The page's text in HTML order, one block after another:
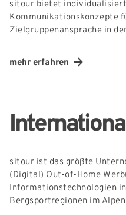
sitour bietet
Kommunikationskonzepte
Zielgruppenansprache in
mehr erfahren
sitour ist das größte
(Digital) Out-of-Home
Informationstechnologien
Bergsportregionen im